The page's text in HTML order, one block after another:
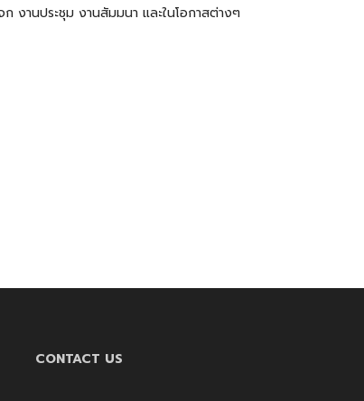
งานประชุม งานสัมมนา และในโอกาสต่างๆ
CONTACT US